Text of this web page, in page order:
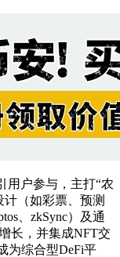
用户参与，主打“农
计（如彩票、预测
、zkSync）及通
长，并集成NFT交
为综合型DeFi平